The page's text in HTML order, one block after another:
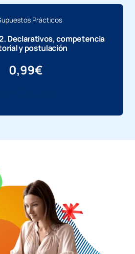
Prácticos
Declarativos, competencia
y postulación
0,99€